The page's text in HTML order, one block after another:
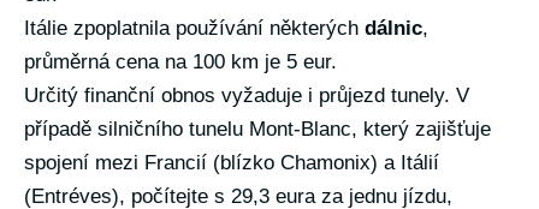
Itálie zpoplatnila používání některých dálnic,
průměrná cena na 100 km je 5 eur.
Určitý finanční obnos vyžaduje i průjezd tunely. V
případě silničního tunelu Mont-Blanc, který zajišťuje
spojení mezi Francií (blízko Chamonix) a Itálií
(Entréves), počítejte s 29,3 eura za jednu jízdu,